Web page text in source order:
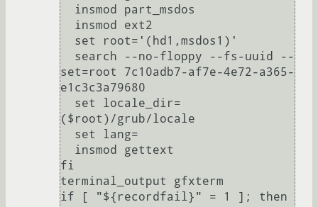
set=root 7c10adb7-af7e-4e72-a365-
e1c3c3a79680
($root)/grub/locale
fi
terminal_output gfxterm
if [ "${recordfail}" = 1 ]; then